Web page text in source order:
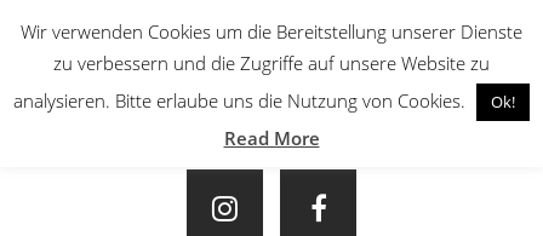
Wir verwenden Cookies um die Bereitstellung unserer Dienste
zu verbessern und die Zugriffe auf unsere Website zu
analysieren. Bitte erlaube uns die Nutzung von Cookies.
Ok!
Read More